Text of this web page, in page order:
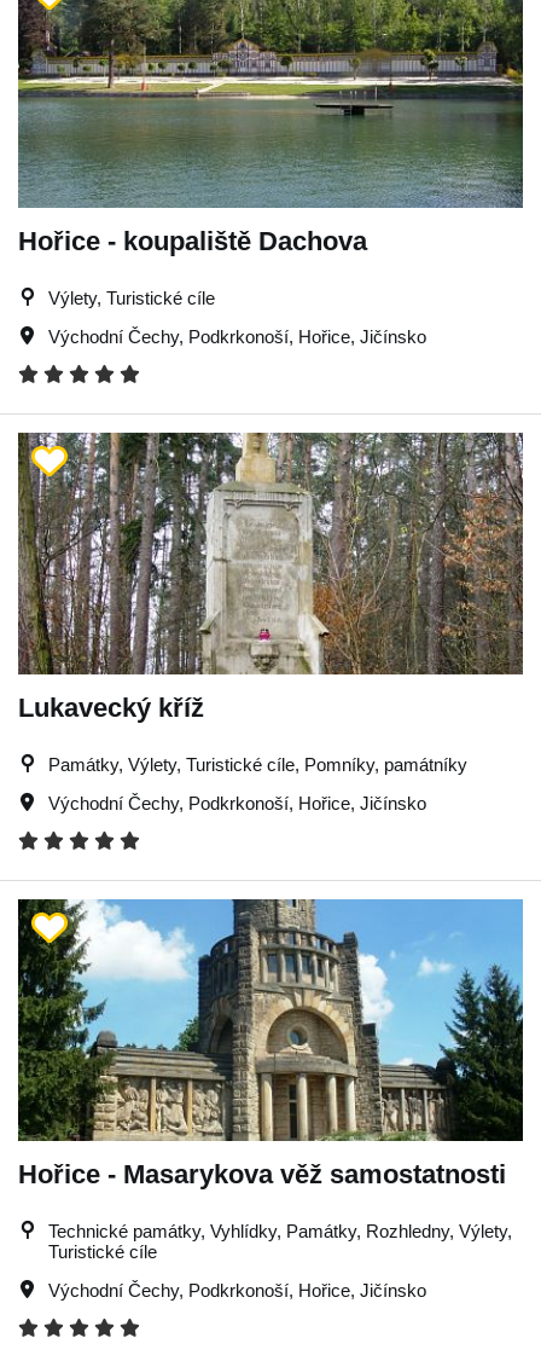
Hořice - koupaliště Dachova
Výlety, Turistické cíle
Východní Čechy, Podkrkonoší, Hořice, Jičínsko
Lukavecký kříž
Památky, Výlety, Turistické cíle, Pomníky, památníky
Východní Čechy, Podkrkonoší, Hořice, Jičínsko
Hořice - Masarykova věž samostatnosti
Technické památky, Vyhlídky, Památky, Rozhledny, Výlety,
Turistické cíle
Východní Čechy, Podkrkonoší, Hořice, Jičínsko